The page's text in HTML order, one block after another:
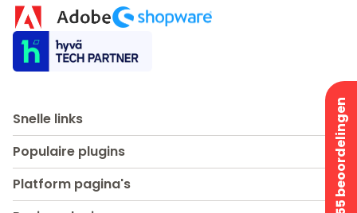
Snelle links
Populaire plugins
Platform pagina's
55 beoordelingen